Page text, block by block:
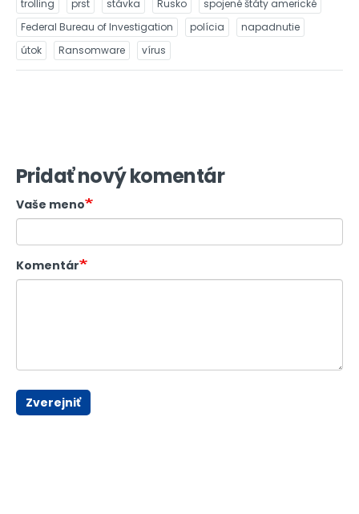
trolling
prst stávka Rusko
spojené štáty americké
Federal Bureau of Investigation
polícia
napadnutie
útok
Ransomware vírus
Pridať nový komentár
Vaše meno
Komentár
Zverejniť